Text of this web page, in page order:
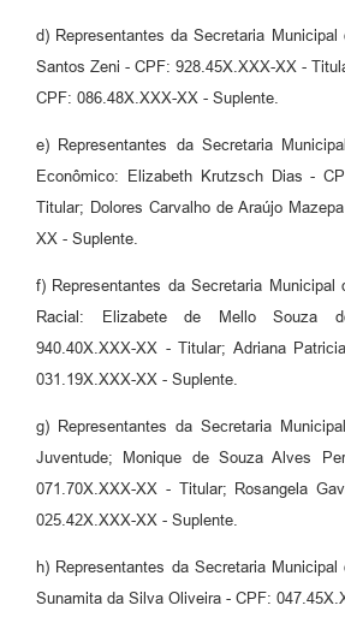
d) Representantes da Secretaria Municipal
Santos Zeni - CPF: 928.45X.XXX-XX -
CPF: 086.48X.XXX-XX - Suplente.
e) Representantes da Secretaria
Econômico: Elizabeth Krutzsch Dias -
Titular; Dolores Carvalho de Araújo
XX - Suplente.
f) Representantes da Secretaria Municipal
Racial: Elizabete de Mello Souza
940.40X.XXX-XX - Titular; Adriana
031.19X.XXX-XX - Suplente.
g) Representantes da Secretaria
Juventude; Monique de Souza Alves
071.70X.XXX-XX - Titular; Rosangela
025.42X.XXX-XX - Suplente.
h) Representantes da Secretaria
Sunamita da Silva Oliveira - CPF: